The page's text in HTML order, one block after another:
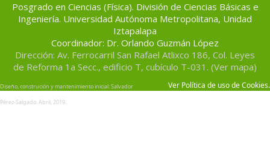
Posgrado en Ciencias (Física). División de Ciencias Básicas e
Ingeniería. Universidad Autónoma Metropolitana, Unidad
Iztapalapa
Coordinador: Dr. Orlando Guzmán López
Dirección: Av. Ferrocarril San Rafael Atlixco 186, Col. Leyes
de Reforma 1a Secc., edificio T, cubí­culo T-031. (Ver mapa)
Diseño, construción y mantenimiento inicial:Salvador
Pérez-Salgado . Abril, 2019.
Ver Política de uso de Cookies.